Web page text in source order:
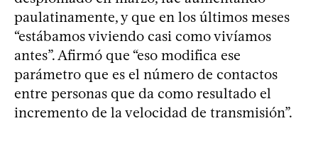
paulatinamente, y que en los últimos meses
“estábamos viviendo casi como vivíamos
antes”. Afirmó que “eso modifica ese
parámetro que es el número de contactos
entre personas que da como resultado el
incremento de la velocidad de transmisión”.